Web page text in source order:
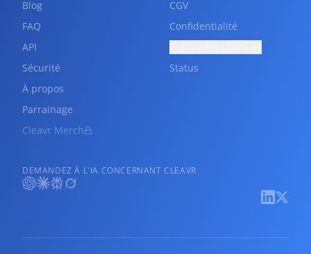
Blog
FAQ
API
Sécurité
À propos
Parrainage
Cleavr Merch
CGV
Confidentialité
Status
DEMANDEZ À L'IA CONCERNANT CLEAVR